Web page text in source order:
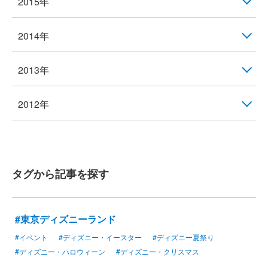
2014年
2013年
2012年
タグから記事を探す
#東京ディズニーランド
#イベント #ディズニー・イースター
#ディズニー夏祭り
#ディズニー・ハロウィーン
#ディズニー・クリスマス